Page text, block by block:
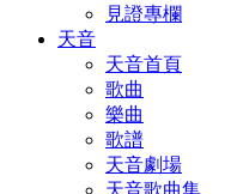
見證專欄
天音
天音首頁
歌曲
樂曲
歌譜
天音劇場
天音歌曲集